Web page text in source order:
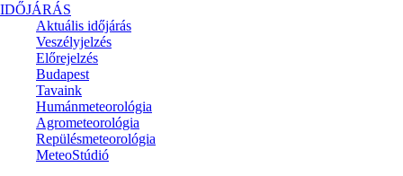
IDŐJÁRÁS
Aktuális időjárás
Veszélyjelzés
Előrejelzés
Budapest
Tavaink
Humánmeteorológia
Agrometeorológia
Repülésmeteorológia
MeteoStúdió